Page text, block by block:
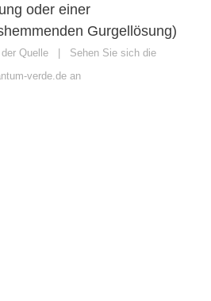
oder einer
Gurgellösung)
Quelle | Sehen Sie sich die
verde.de an